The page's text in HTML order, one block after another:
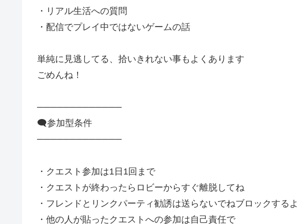
・リアル生活への質問
・配信でプレイ中ではないゲームの話
単純に見逃してる、拾いきれない事もよくあります
ごめんね！
─────────────
🗨️参加型条件
─────────────
・クエスト参加は1日1回まで
・クエストが終わったらロビーからすぐ離脱してね
・フレンドとリンクパーティ勧誘は送らないでねブロックするよ
・他の人が貼ったクエストへの参加は自己責任で